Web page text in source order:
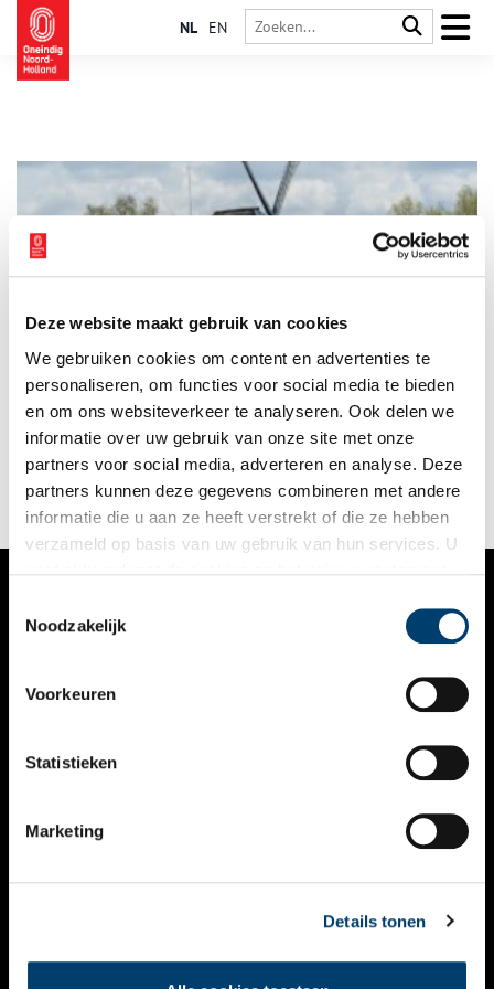
Deze website maakt gebruik van cookies
We gebruiken cookies om content en advertenties te
personaliseren, om functies voor social media te bieden
en om ons websiteverkeer te analyseren. Ook delen we
informatie over uw gebruik van onze site met onze
partners voor social media, adverteren en analyse. Deze
partners kunnen deze gegevens combineren met andere
informatie die u aan ze heeft verstrekt of die ze hebben
verzameld op basis van uw gebruik van hun services. U
Noodzakelijk
Voorkeuren
Statistieken
Marketing
Details tonen
NL EN
Molen Hollandia werd gebouwd in het midden van de
zeventiende eeuw. De grote achtkante watermolen bemaalde
de 382 ha grote Hollands Ankeveense polder op de ‘s-
Gravelandse Vaart, die weer afwaterde op de Vecht. De molen
bleef zijn functie behouden tot 1932. In de jaren dertig zijn
het scheprad en overige werken verwijderd om hierdoor de
molenaarswoning te kunnen vergroten.
VERHALEN
KALENDER
THEMA’S
VIDEO’S
CONTACT